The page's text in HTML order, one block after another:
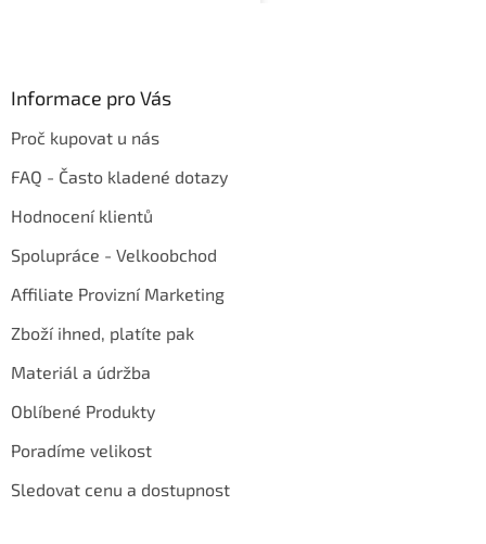
Informace pro Vás
Proč kupovat u nás
FAQ - Často kladené dotazy
Hodnocení klientů
Spolupráce - Velkoobchod
Affiliate Provizní Marketing
Zboží ihned, platíte pak
Materiál a údržba
Oblíbené Produkty
Poradíme velikost
Sledovat cenu a dostupnost